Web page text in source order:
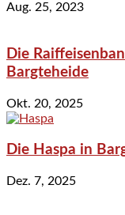
Aug. 25, 2023
Die
Bargteheide
Okt. 20, 2025
Die Haspa in
Dez. 7, 2025